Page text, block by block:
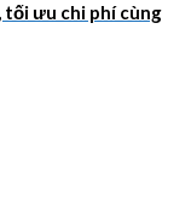
tối ưu chi phí cùng